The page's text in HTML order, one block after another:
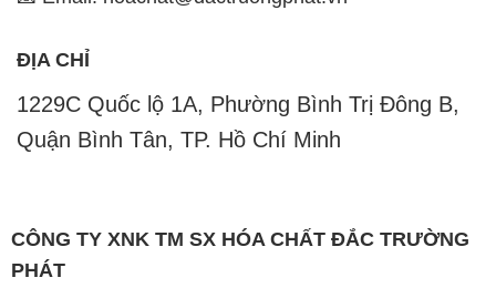
ĐỊA CHỈ
1229C Quốc lộ 1A, Phường Bình Trị Đông B,
Quận Bình Tân, TP. Hồ Chí Minh
CÔNG TY XNK TM SX HÓA CHẤT ĐẮC TRƯỜNG
PHÁT